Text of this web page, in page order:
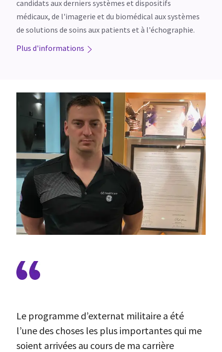
candidats aux derniers systèmes et dispositifs
médicaux, de l'imagerie et du biomédical aux systèmes
de solutions de soins aux patients et à l'échographie.
Plus d'informations
Le programme d’externat militaire a été
l’une des choses les plus importantes qui me
soient arrivées au cours de ma carrière